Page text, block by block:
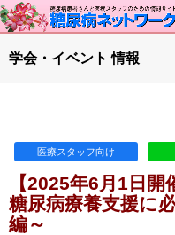
トップページ
糖尿病のきほん
特集・連載
腎臓の健康道
学会・イベント 情報
医療スタッフ向け
【2025年6月1日
糖尿病療養支援に
編～